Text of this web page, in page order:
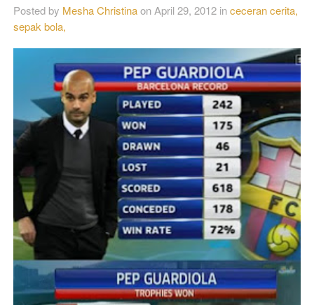
Posted by Mesha Christina on April 29, 2012 inceceran cerita,
sepak bola,